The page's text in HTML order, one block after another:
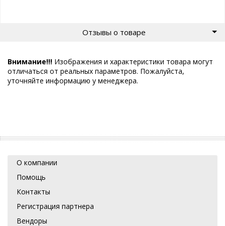
Отзывы о товаре
Внимание!!! Изображения и характеристики товара могут
отличаться от реальных параметров. Пожалуйста,
уточняйте информацию у менеджера.
О компании
Помощь
Контакты
Регистрация партнера
Вендоры